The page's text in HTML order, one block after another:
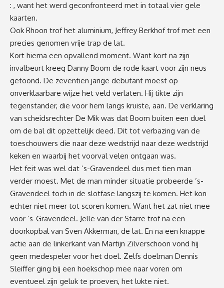
: , want het werd geconfronteerd met in totaal vier gele
kaarten.
Ook Rhoon trof het aluminium, Jeffrey Berkhof trof met een
precies genomen vrije trap de lat.
Kort hierna een opvallend moment. Want kort na zijn
invalbeurt kreeg Danny Boom de rode kaart voor zijn neus
getoond. De zeventien jarige debutant moest op
onverklaarbare wijze het veld verlaten. Hij tikte zijn
tegenstander, die voor hem langs kruiste, aan. De verklaring
van scheidsrechter De Mik was dat Boom buiten een duel
om de bal dit opzettelijk deed. Dit tot verbazing van de
toeschouwers die naar deze wedstrijd naar deze wedstrijd
keken en waarbij het voorval velen ontgaan was.
Het feit was wel dat ’s-Gravendeel dus met tien man
verder moest. Met de man minder situatie probeerde ’s-
Gravendeel toch in de slotfase langszij te komen. Het kon
echter niet meer tot scoren komen. Want het zat niet mee
voor ’s-Gravendeel. Jelle van der Starre trof na een
doorkopbal van Sven Akkerman, de lat. En na een knappe
actie aan de linkerkant van Martijn Zilverschoon vond hij
geen medespeler voor het doel. Zelfs doelman Dennis
Sleiffer ging bij een hoekschop mee naar voren om
eventueel zijn geluk te proeven, het lukte niet.